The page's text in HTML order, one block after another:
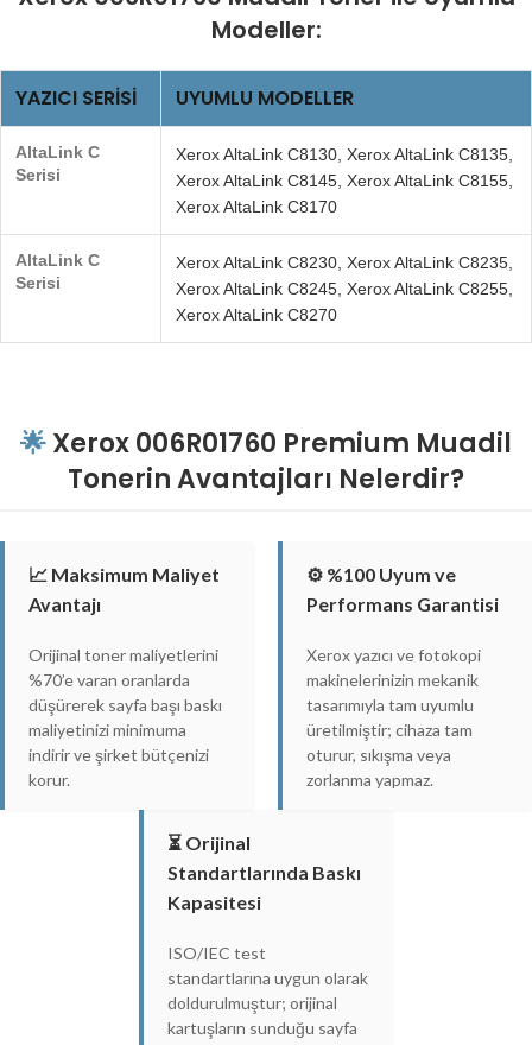
Modeller:
YAZICI SERISI UYUMLU MODELLER
AltaLink C
Serisi
Xerox AltaLink C8130, Xerox AltaLink C8135,
Xerox AltaLink C8145, Xerox AltaLink C8155,
Xerox AltaLink C8170
AltaLink C
Serisi
Xerox AltaLink C8230, Xerox AltaLink C8235,
Xerox AltaLink C8245, Xerox AltaLink C8255,
Xerox AltaLink C8270
🌟Xerox 006R01760 Premium Muadil
Tonerin Avantajları Nelerdir?
📈 Maksimum Maliyet
Avantajı
Orijinal toner maliyetlerini
%70’e varan oranlarda
düşürerek sayfa başı baskı
maliyetinizi minimuma
indirir ve şirket bütçenizi
korur.
⚙️ %100 Uyum ve
Performans Garantisi
Xerox yazıcı ve fotokopi
makinelerinizin mekanik
tasarımıyla tam uyumlu
üretilmiştir; cihaza tam
oturur, sıkışma veya
zorlanma yapmaz.
⏳ Orijinal
Standartlarında Baskı
Kapasitesi
ISO/IEC test
standartlarına uygun olarak
doldurulmuştur; orijinal
kartuşların sunduğu sayfa